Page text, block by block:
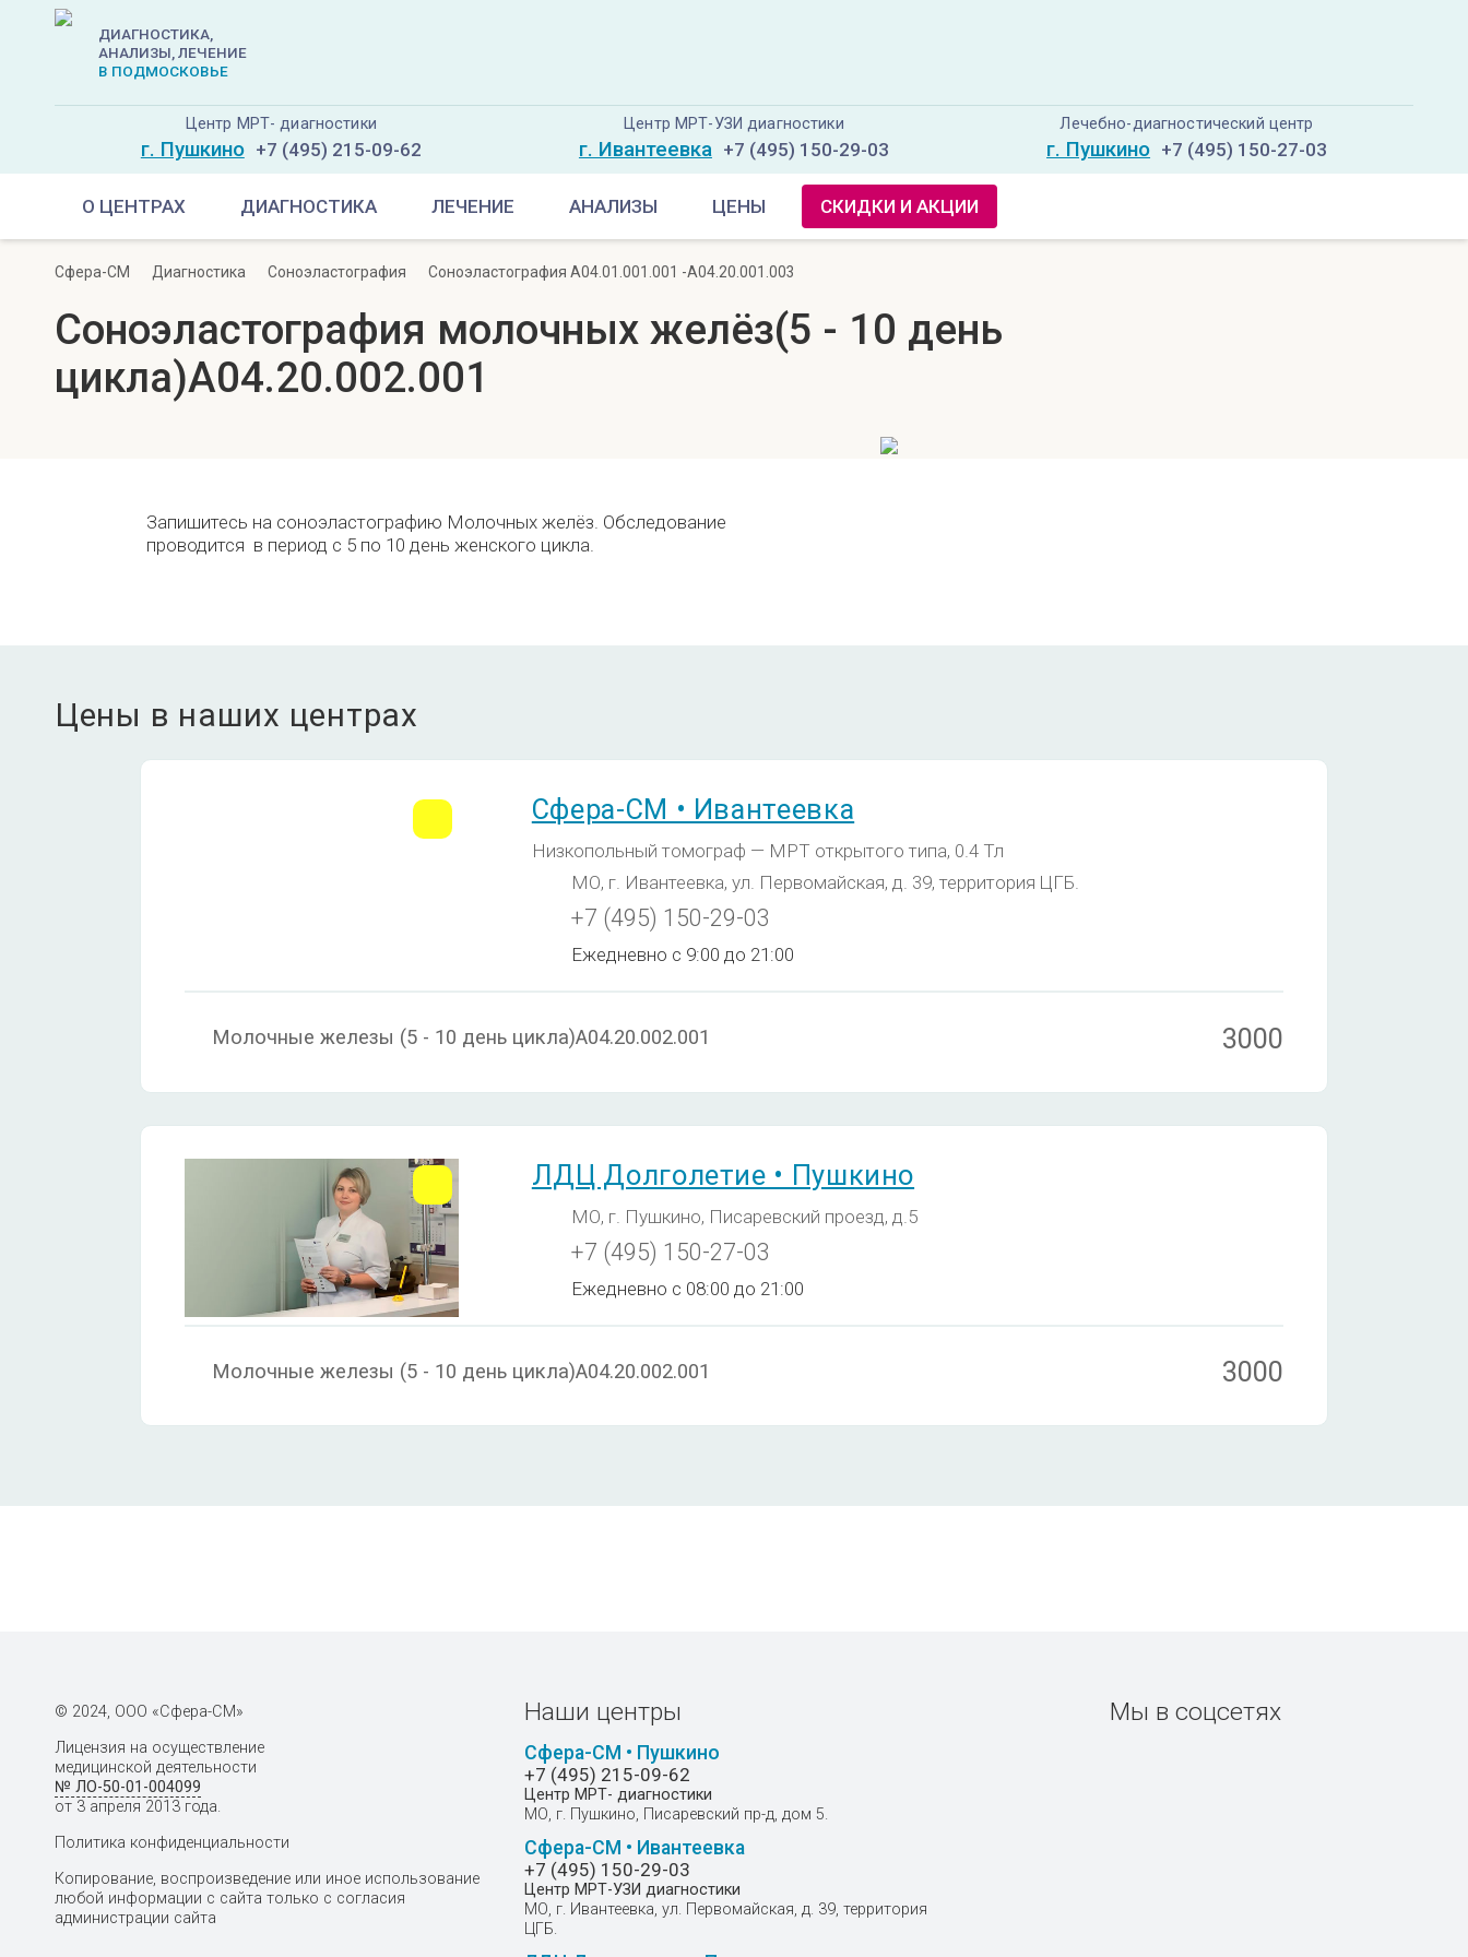
ДИАГНОСТИКА,
АНАЛИЗЫ, ЛЕЧЕНИЕ
В ПОДМОСКОВЬЕ
Центр МРТ- диагностики
г. Пушкино +7 (495) 215-09-62
Центр МРТ-УЗИ диагностики
г. Ивантеевка +7 (495) 150-29-03
Лечебно-диагностический центр
г. Пушкино +7 (495) 150-27-03
О ЦЕНТРАХ ДИАГНОСТИКА ЛЕЧЕНИЕ АНАЛИЗЫ ЦЕНЫ СКИДКИ И АКЦИИ
Сфера-СМ Диагностика Соноэластография Соноэластография A04.01.001.001 -A04.20.001.003
Соноэластография молочных желёз(5 - 10 день
цикла)A04.20.002.001
Запишитесь на соноэластографию Молочных желёз. Обследование
проводится в период с 5 по 10 день женского цикла.
Цены в наших центрах
Сфера-СМ • Ивантеевка
Низкопольный томограф — МРТ открытого типа, 0.4 Тл
МО, г. Ивантеевка, ул. Первомайская, д. 39, территория ЦГБ.
+7 (495) 150-29-03
Ежедневно с 9:00 до 21:00
Молочные железы (5 - 10 день цикла)A04.20.002.001 3000
ЛДЦ Долголетие • Пушкино
МО, г. Пушкино, Писаревский проезд, д.5
+7 (495) 150-27-03
Ежедневно с 08:00 до 21:00
Молочные железы (5 - 10 день цикла)A04.20.002.001 3000
© 2024, ООО «Сфера-СМ»
Лицензия на осуществление
медицинской деятельности
№ ЛО-50-01-004099
от 3 апреля 2013 года.
Политика конфиденциальности
Копирование, воспроизведение или иное использование
любой информации с сайта только с согласия
администрации сайта
Наши центры
Сфера-СМ • Пушкино
+7 (495) 215-09-62
Центр МРТ- диагностики
МО, г. Пушкино, Писаревский пр-д, дом 5.
Сфера-СМ • Ивантеевка
+7 (495) 150-29-03
Центр МРТ-УЗИ диагностики
МО, г. Ивантеевка, ул. Первомайская, д. 39, территория
ЦГБ.
Мы в соцсетях